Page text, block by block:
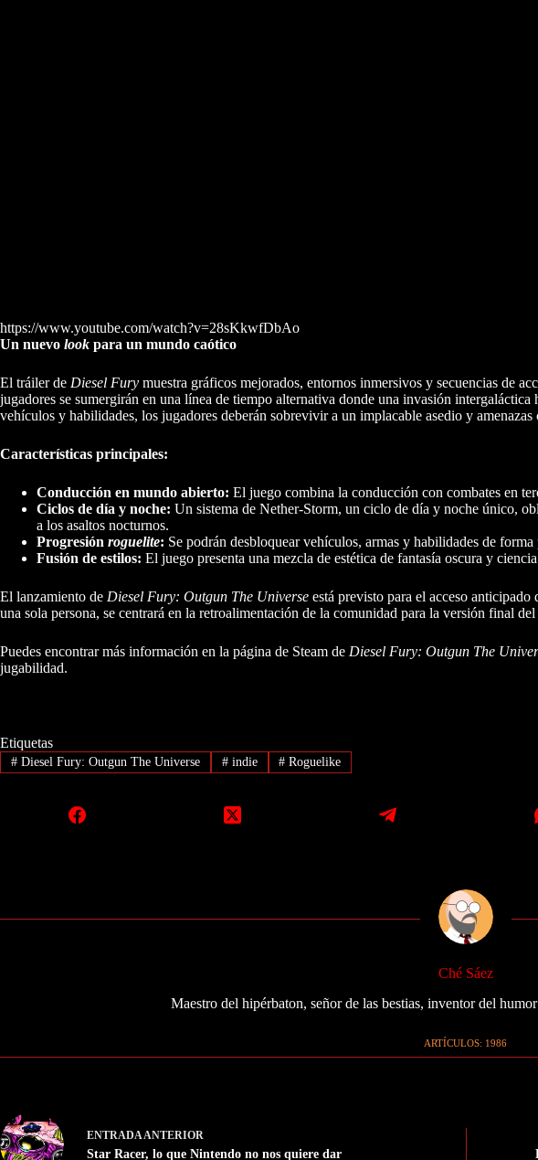
https://www.youtube.com/watch?v=28sKkwfDbAo
Un nuevo look para un mundo caótico
El tráiler de Diesel Fury muestra gráficos mejorados, entornos inmersivos y secuencias de
jugadores se sumergirán en una línea de tiempo alternativa donde una invasión
vehículos y habilidades, los jugadores deberán sobrevivir a un implacable asedio y amenazas
Características principales:
Conducción en mundo abierto: El juego combina la conducción con combates en
Ciclos de día y noche: Un sistema de Nether-Storm, un ciclo de día y noche único,
a los asaltos nocturnos.
Progresión roguelite: Se podrán desbloquear vehículos, armas y habilidades de forma
Fusión de estilos: El juego presenta una mezcla de estética de fantasía oscura y
El lanzamiento de Diesel Fury: Outgun The Universe está previsto para el acceso
una sola persona, se centrará en la retroalimentación de la comunidad para la versión final
Puedes encontrar más información en la página de Steam de Diesel Fury: Outgun The
jugabilidad.
Etiquetas
#Diesel Fury: Outgun The Universe #indie # Roguelike
Ché Sáez
Maestro del hipérbaton, señor de las bestias, inventor del
ARTÍCULOS: 1986
ENTRADAANTERIOR
Star Racer, lo que Nintendo no nos quiere dar